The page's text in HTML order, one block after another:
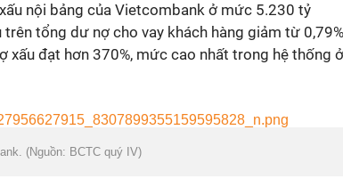
nội bảng của Vietcombank ở mức 5.230 tỷ
trên tổng dư nợ cho vay khách hàng giảm từ 0,79%
xấu đạt hơn 370%, mức cao nhất trong hệ thống ở
(Nguồn: BCTC quý IV)